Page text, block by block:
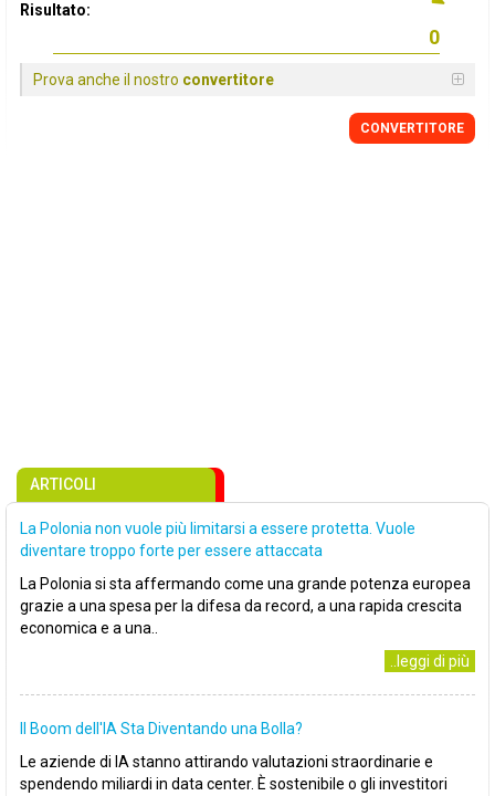
Risultato:
Prova anche il nostro convertitore
CONVERTITORE
ARTICOLI
La Polonia non vuole più limitarsi a essere protetta. Vuole
diventare troppo forte per essere attaccata
La Polonia si sta affermando come una grande potenza europea
grazie a una spesa per la difesa da record, a una rapida crescita
economica e a una..
..leggi di più
Il Boom dell'IA Sta Diventando una Bolla?
Le aziende di IA stanno attirando valutazioni straordinarie e
spendendo miliardi in data center. È sostenibile o gli investitori